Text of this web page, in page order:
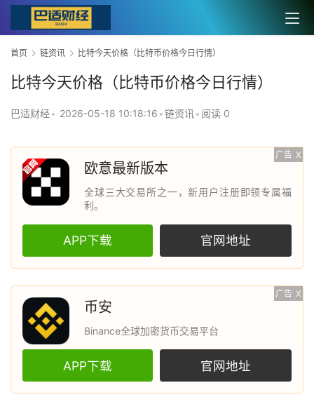
首页 链资讯 比特今天价格（比特币价格今日行情）
比特今天价格（比特币价格今日行情）
巴适财经• 2026-05-18 10:18:16 •链资讯 • 阅读 0
广告 X
欧意最新版本
全球三大交易所之一，新用户注册即领专属福
利。
APP下载 官网地址
广告 X
币安
Binance全球加密货币交易平台
APP下载 官网地址